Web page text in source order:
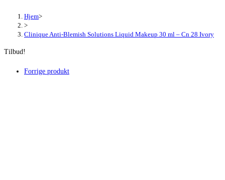
Hjem>
>
Clinique Anti-Blemish Solutions Liquid Makeup 30 ml – Cn 28 Ivory
Tilbud!
Forrige produkt